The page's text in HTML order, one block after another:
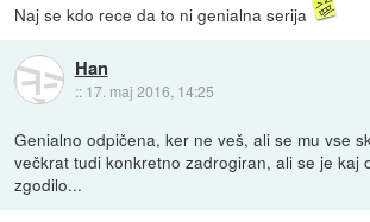
Naj se kdo rece da to ni genialna serija
Han
:: 17. maj 2016, 14:25
Genialno odpičena, ker ne veš, ali se mu vse
večkrat tudi konkretno zadrogiran, ali se je kaj
zgodilo...